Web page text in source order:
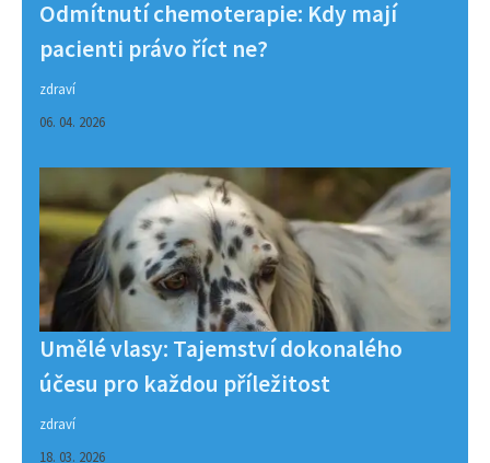
Odmítnutí chemoterapie: Kdy mají
pacienti právo říct ne?
zdraví
06. 04. 2026
Umělé vlasy: Tajemství dokonalého
účesu pro každou příležitost
zdraví
18. 03. 2026